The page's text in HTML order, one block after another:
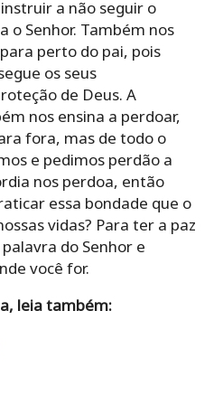
a não seguir o
o Senhor. Também nos
perto do pai, pois
os seus
de Deus. A
nos ensina a perdoar,
fora, mas de todo o
e pedimos perdão a
nos perdoa, então
essa bondade que o
vidas? Para ter a paz
do Senhor e
você for.
leia também: